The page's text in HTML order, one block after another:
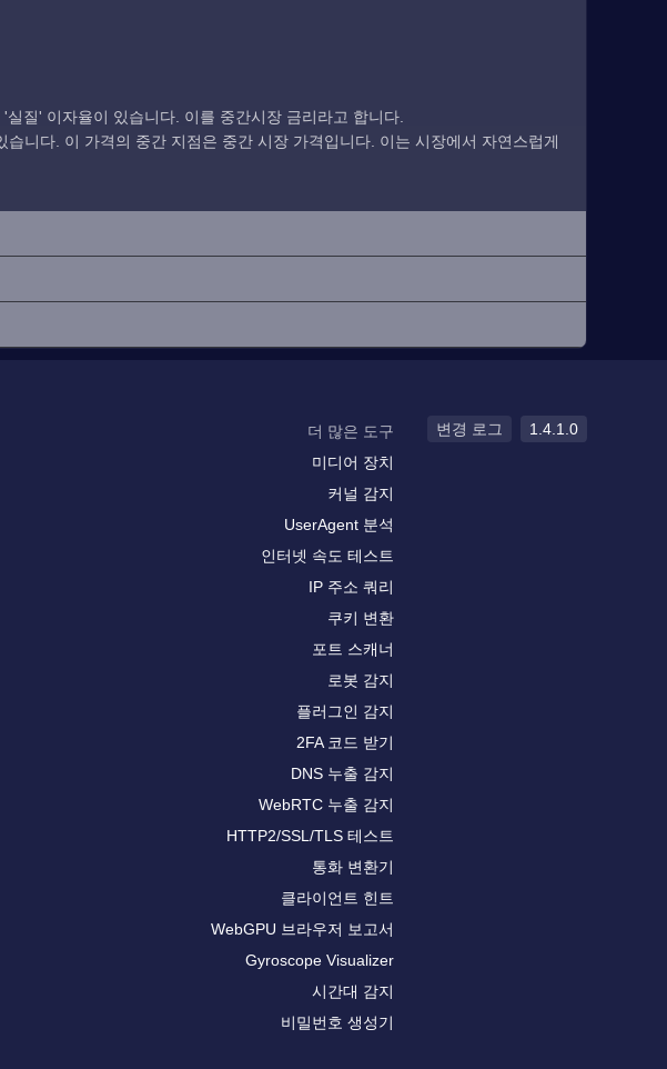
질' 이자율이 있습니다. 이를 중간시장 금리라고 합니다.
니다. 이 가격의 중간 지점은 중간 시장 가격입니다. 이는 시장에서 자연스럽게
더 많은 도구
미디어 장치
커널 감지
UserAgent 분석
인터넷 속도 테스트
IP 주소 쿼리
쿠키 변환
포트 스캐너
로봇 감지
플러그인 감지
2FA 코드 받기
DNS 누출 감지
WebRTC 누출 감지
HTTP2/SSL/TLS 테스트
통화 변환기
클라이언트 힌트
WebGPU 브라우저 보고서
Gyroscope Visualizer
시간대 감지
비밀번호 생성기
변경 로그 1.4.1.0